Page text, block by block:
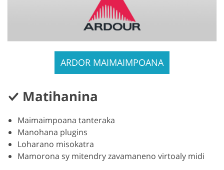
ARDOR MAIMAIMPOANA
Matihanina
Maimaimpoana tanteraka
Manohana plugins
Loharano misokatra
Mamorona sy mitendry zavamaneno virtoaly midi